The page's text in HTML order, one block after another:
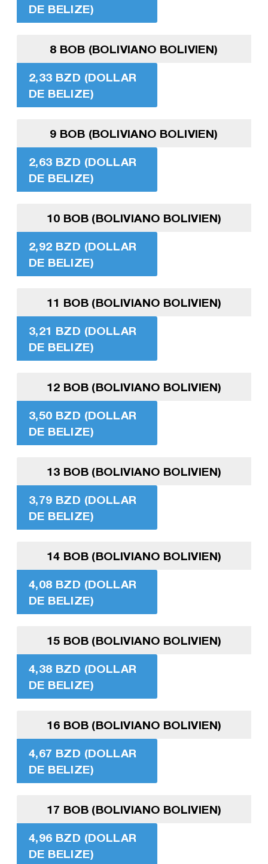
DE BELIZE)
8 BOB (BOLIVIANO BOLIVIEN)
2,33 BZD (DOLLAR
DE BELIZE)
9 BOB (BOLIVIANO BOLIVIEN)
2,63 BZD (DOLLAR
DE BELIZE)
10 BOB (BOLIVIANO BOLIVIEN)
2,92 BZD (DOLLAR
DE BELIZE)
11 BOB (BOLIVIANO BOLIVIEN)
3,21 BZD (DOLLAR
DE BELIZE)
12 BOB (BOLIVIANO BOLIVIEN)
3,50 BZD (DOLLAR
DE BELIZE)
13 BOB (BOLIVIANO BOLIVIEN)
3,79 BZD (DOLLAR
DE BELIZE)
14 BOB (BOLIVIANO BOLIVIEN)
4,08 BZD (DOLLAR
DE BELIZE)
15 BOB (BOLIVIANO BOLIVIEN)
4,38 BZD (DOLLAR
DE BELIZE)
16 BOB (BOLIVIANO BOLIVIEN)
4,67 BZD (DOLLAR
DE BELIZE)
17 BOB (BOLIVIANO BOLIVIEN)
4,96 BZD (DOLLAR
DE BELIZE)